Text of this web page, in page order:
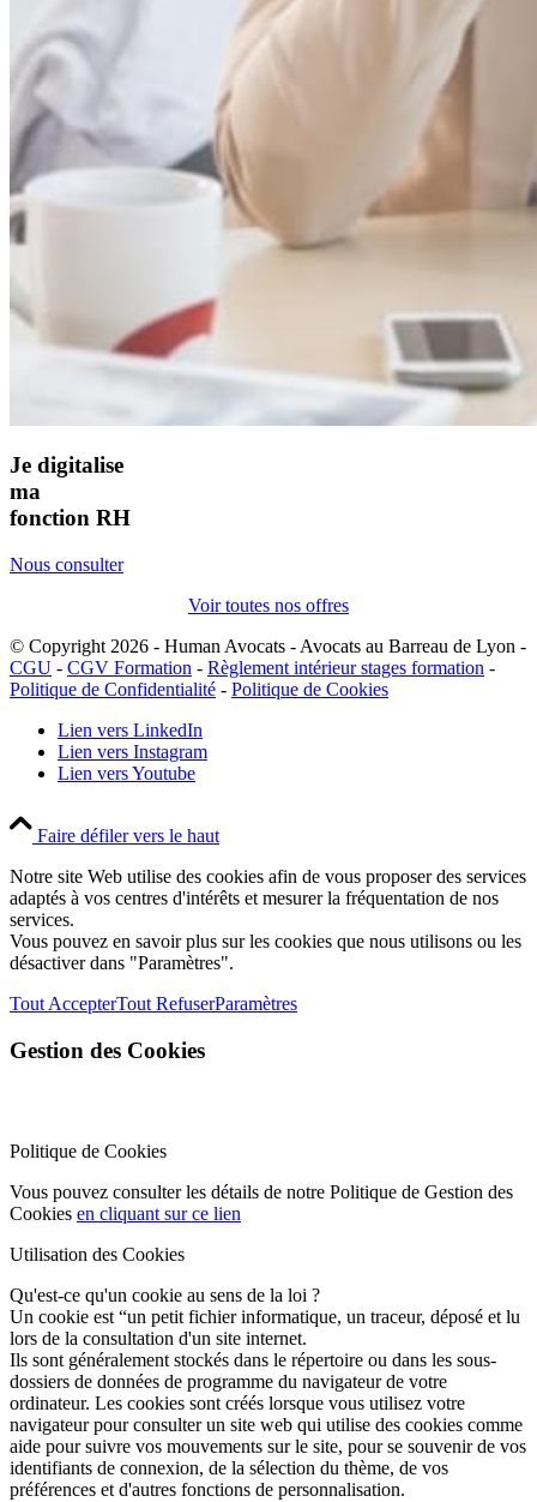
Je digitalise
ma
fonction RH
Nous consulter
Voir toutes nos offres
© Copyright 2026 - Human Avocats - Avocats au Barreau de Lyon -
CGU - CGV Formation - Règlement intérieur stages formation -
Politique de Confidentialité - Politique de Cookies
Lien vers LinkedIn
Lien vers Instagram
Lien vers Youtube
Faire défiler vers le haut
Notre site Web utilise des cookies afin de vous proposer des services
adaptés à vos centres d'intérêts et mesurer la fréquentation de nos
services.
Vous pouvez en savoir plus sur les cookies que nous utilisons ou les
désactiver dans "Paramètres".
Tout AccepterTout RefuserParamètres
Gestion des Cookies
Politique de Cookies
Vous pouvez consulter les détails de notre Politique de Gestion des
Cookies en cliquant sur ce lien
Utilisation des Cookies
Qu'est-ce qu'un cookie au sens de la loi ?
Un cookie est “un petit fichier informatique, un traceur, déposé et lu
lors de la consultation d'un site internet.
Ils sont généralement stockés dans le répertoire ou dans les sous-
dossiers de données de programme du navigateur de votre
ordinateur. Les cookies sont créés lorsque vous utilisez votre
navigateur pour consulter un site web qui utilise des cookies comme
aide pour suivre vos mouvements sur le site, pour se souvenir de vos
identifiants de connexion, de la sélection du thème, de vos
préférences et d'autres fonctions de personnalisation.